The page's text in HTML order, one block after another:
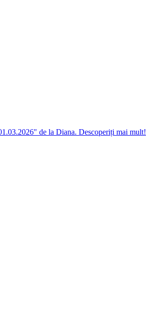
de la Diana. Descoperiți mai mult!